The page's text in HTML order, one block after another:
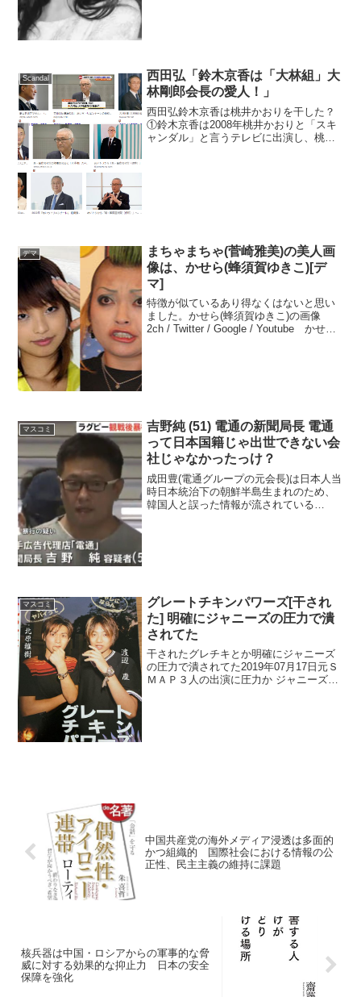
Scandal
西田弘「鈴木京香は「大林組」大
林剛郎会長の愛人！」
西田弘鈴木京香は桃井かおりを干した？
①鈴木京香は2008年桃井かおりと「スキ
ャンダル」と言うテレビに出演し、桃井
デマ
まちゃまちゃ(菅崎雅美)の美人画
像は、かせら(蜂須賀ゆきこ)[デ
マ]
特徴が似ているあり得なくはないと思い
ました。かせら(蜂須賀ゆきこ)の画像
2ch / Twitter / Google / Youtube かせら
マスコミ
吉野純 (51) 電通の新聞局長 電通
って日本国籍じゃ出世できない会
社じゃなかったっけ？
成田豊(電通グループの元会長)は日本人当
時日本統治下の朝鮮半島生まれのため、
韓国人と誤った情報が流されている
マスコミ
グレートチキンパワーズ[干され
た] 明確にジャニーズの圧力で潰
されてた
干されたグレチキとか明確にジャニーズ
の圧力で潰されてた2019年07月17日元Ｓ
ＭＡＰ３人の出演に圧力か ジャニーズ事
中国共産党の海外メディア浸透は多面的
かつ組織的 国際社会における情報の公
正性、民主主義の維持に課題
核兵器は中国・ロシアからの軍事的な脅
威に対する効果的な抑止力 日本の安全
保障を強化